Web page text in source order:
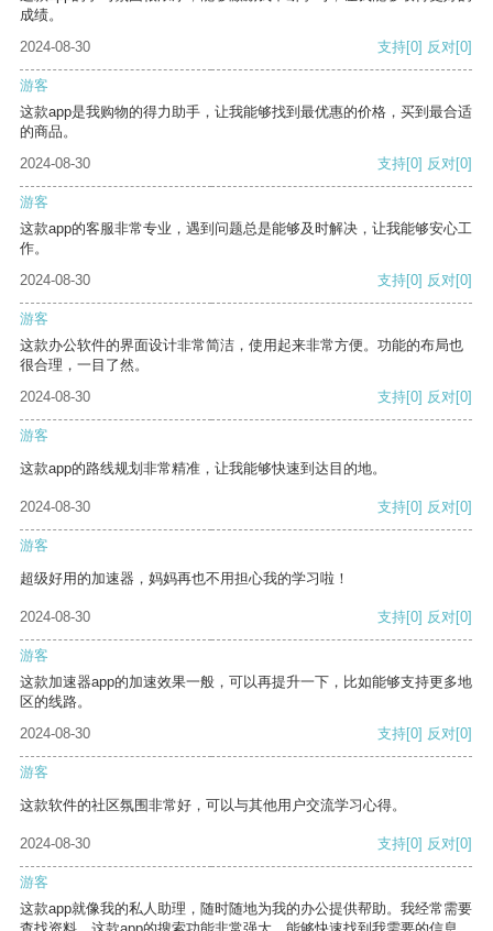
成绩。
2024-08-30
支持[0] 反对[0]
游客
这款app是我购物的得力助手，让我能够找到最优惠的价格，买到最合适
的商品。
2024-08-30
支持[0] 反对[0]
游客
这款app的客服非常专业，遇到问题总是能够及时解决，让我能够安心工
作。
2024-08-30
支持[0] 反对[0]
游客
这款办公软件的界面设计非常简洁，使用起来非常方便。功能的布局也
很合理，一目了然。
2024-08-30
支持[0] 反对[0]
游客
这款app的路线规划非常精准，让我能够快速到达目的地。
2024-08-30 支持[0] 反对[0]
游客
超级好用的加速器，妈妈再也不用担心我的学习啦！
2024-08-30 支持[0] 反对[0]
游客
这款加速器app的加速效果一般，可以再提升一下，比如能够支持更多地
区的线路。
2024-08-30
支持[0] 反对[0]
游客
这款软件的社区氛围非常好，可以与其他用户交流学习心得。
2024-08-30 支持[0] 反对[0]
游客
这款app就像我的私人助理，随时随地为我的办公提供帮助。我经常需要